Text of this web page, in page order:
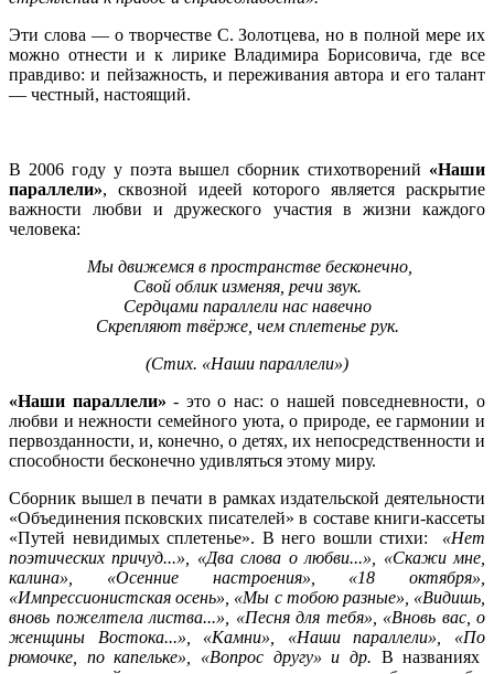
Эти слова — о творчестве С. Золотцева, но в полной мере их
можно отнести и к лирике Владимира Борисовича, где все
правдиво: и пейзажность, и переживания автора и его талант
— честный, настоящий.
В 2006 году у поэта вышел сборник стихотворений «Наши
параллели», сквозной идеей которого является раскрытие
важности любви и дружеского участия в жизни каждого
человека:
Мы движемся в пространстве бесконечно,
Свой облик изменяя, речи звук.
Сердцами параллели нас навечно
Скрепляют твёрже, чем сплетенье рук.
(Стих. «Наши параллели»)
«Наши параллели» - это о нас: о нашей повседневности, о
любви и нежности семейного уюта, о природе, ее гармонии и
первозданности, и, конечно, о детях, их непосредственности и
способности бесконечно удивляться этому миру.
Сборник вышел в печати в рамках издательской деятельности
«Объединения псковских писателей» в составе книги-кассеты
«Путей невидимых сплетенье». В него вошли стихи: «Нет
поэтических причуд...», «Два слова о любви...», «Скажи мне,
калина», «Осенние
настроения», «18
октября»,
«Импрессионистская осень», «Мы с тобою разные», «Видишь
вновь пожелтела листва...», «Песнядля тебя», «Вновь вас, о
женщины Востока...», «Камни», «Нашипараллели», «По
рюмочке, покапельке», «Вопрос другу» и др. В названиях